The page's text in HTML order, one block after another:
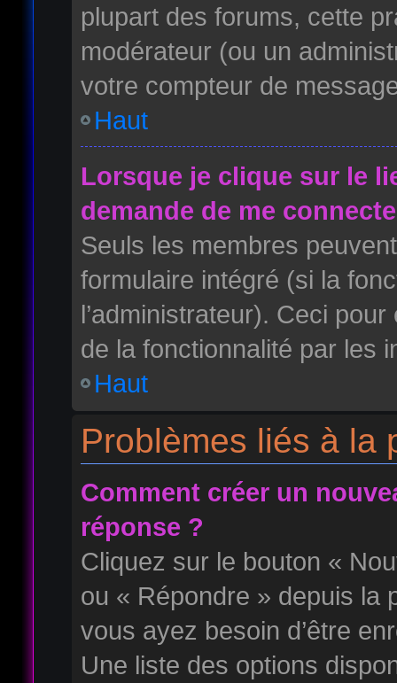
plupart des forums, cette
modérateur (ou un
votre compteur de
Haut
Lorsque je clique sur le
demande de me
Seuls les membres
formulaire intégré (si la
l’administrateur). Ceci
de la fonctionnalité par les
Haut
Problèmes liés à la
Comment créer un
réponse ?
Cliquez sur le bouton «
ou « Répondre » depuis la
vous ayez besoin d’être
Une liste des options